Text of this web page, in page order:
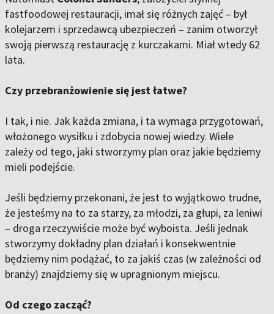
fastfoodowej restauracji, imał się różnych zajęć – był
kolejarzem i sprzedawcą ubezpieczeń – zanim otworzył
swoją pierwszą restaurację z kurczakami. Miał wtedy 62
lata.
Czy przebranżowienie się jest łatwe?
I tak, i nie. Jak każda zmiana, i ta wymaga przygotowań,
włożonego wysiłku i zdobycia nowej wiedzy. Wiele
zależy od tego, jaki stworzymy plan oraz jakie będziemy
mieli podejście.
Jeśli będziemy przekonani, że jest to wyjątkowo trudne,
że jesteśmy na to za starzy, za młodzi, za głupi, za leniwi
– droga rzeczywiście może być wyboista. Jeśli jednak
stworzymy dokładny plan działań i konsekwentnie
będziemy nim podążać, to za jakiś czas (w zależności od
branży) znajdziemy się w upragnionym miejscu.
Od czego zacząć?